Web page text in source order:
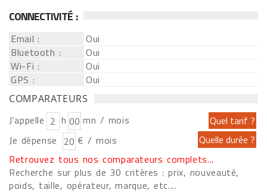
CONNECTIVITÉ :
Email :
Oui
Bluetooth :
Oui
Wi-Fi :
Oui
GPS :
Oui
COMPARATEURS
J'appelle h
mn / mois
Je dépense
€ / mois
Retrouvez tous nos comparateurs complets...
Recherche sur plus de 30 critères : prix, nouveauté,
poids, taille, opérateur, marque, etc....